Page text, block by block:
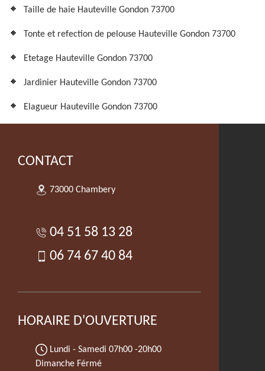
Taille de haie Hauteville Gondon 73700
Tonte et refection de pelouse Hauteville Gondon 73700
Etetage Hauteville Gondon 73700
Jardinier Hauteville Gondon 73700
Elagueur Hauteville Gondon 73700
CONTACT
73000 Chambery
04 51 58 13 28
06 74 67 40 84
HORAIRE D'OUVERTURE
Lundi - Samedi 07h00 -20h00
Dimanche Férmé